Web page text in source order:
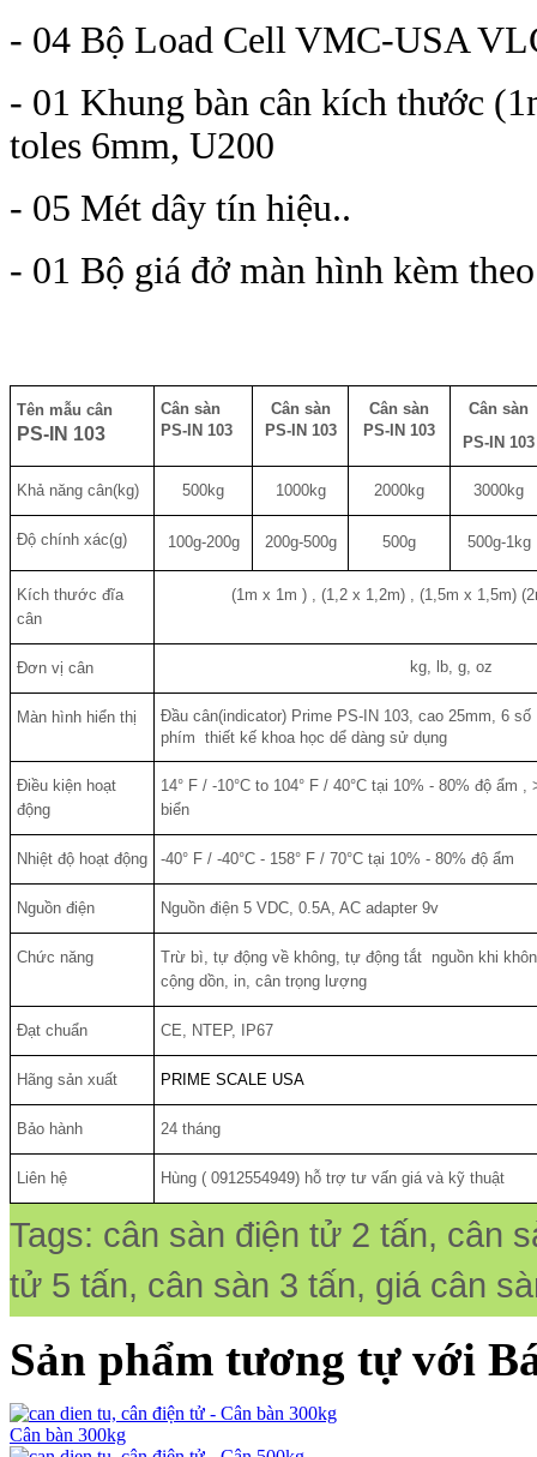
- 04 Bộ Load Cell VMC-USA
- 01 Khung bàn cân kích thước
toles 6mm, U200
- 05 Mét dây tín hiệu..
- 01 Bộ giá đở màn hình kèm theo
Tên mẫu cân
PS-IN 103
Cân sàn
PS-IN 103
Cân sàn
PS-IN 103
Cân sàn
PS-IN 103
Cân sàn
PS-IN 103
Khả năng cân(kg) 500kg 1000kg 2000kg 3000kg
Độ chính xác(g) 100g-200g 200g-500g 500g 500g-1kg
Kích thước đĩa
cân
(1m x 1m ) , (1,2 x 1,2m) , (1,5m x 1,5m)
Đơn vị cân kg, lb, g, oz
Màn hình hiển thị
Đầu cân(indicator) Prime PS-IN 103, cao 25mm, 6
phím thiết kế khoa học dể dàng sử dụng
Điều kiện hoạt
động
14° F / -10°C to 104° F / 40°C tại 10% - 80% độ
biển
Nhiệt độ hoạt động -40° F / -40°C - 158° F / 70°C tại 10% - 80% độ ẩm
Nguồn điện Nguồn điện 5 VDC, 0.5A, AC adapter 9v
Chức năng
Trừ bì, tự động về không, tự động tắt nguồn khi
cộng dồn, in, cân trọng lượng
Đạt chuẩn CE, NTEP, IP67
Hãng sản xuất PRIME SCALE USA
Bảo hành 24 tháng
Liên hệ Hùng ( 0912554949) hỗ trợ tư vấn giá và kỹ thuật
Tags: cân sàn điện tử 2 tấn, cân
tử 5 tấn, cân sàn 3 tấn, giá cân
Sản phẩm tương tự với
Cân bàn 300kg